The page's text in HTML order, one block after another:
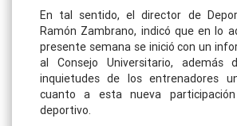
En tal sentido, el director de
Ramón Zambrano, indicó que en lo
presente semana se inició con un
al Consejo Universitario, además
inquietudes de los entrenadores
cuanto a esta nueva
deportivo.